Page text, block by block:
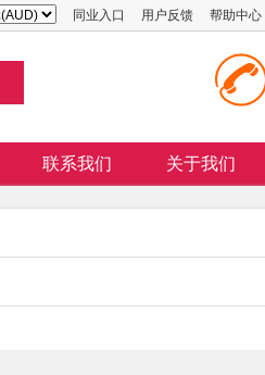
同业入口 用户反馈 帮助中心
联系我们 关于我们